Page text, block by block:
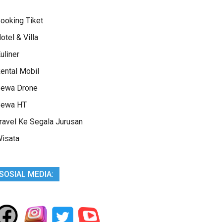
Tiket
& Villa
Mobil
Drone
HT
Ke Segala Jurusan
MEDIA: